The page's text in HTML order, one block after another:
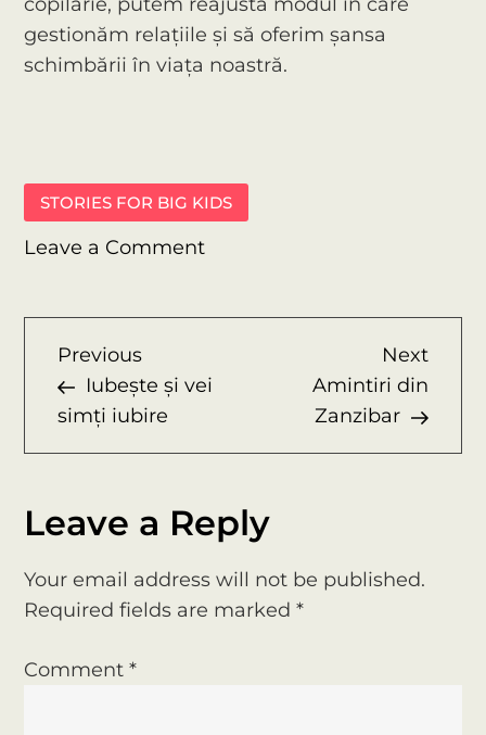
gestionăm relațiile și să oferim șansa
schimbării în viața noastră.
STORIES FOR BIG KIDS
Leave a Commenton
P
o
s
t
n
a
v
Previous
Post
Previous
Iubește și vei
simți iubire
Next
Post
Next
Amintiri din
Zanzibar
Leave a Reply
Your email address will not be published.
Required fields are marked*
Comment*